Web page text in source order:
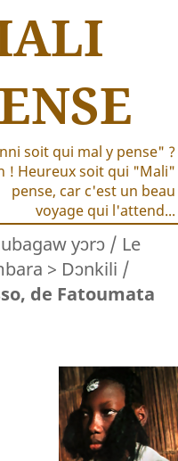
soit qui mal y pense" ?
! Heureux soit qui "Mali"
pense, car c'est un beau
voyage qui l'attend...
yɔrɔ / Le
> Dɔnkili /
de Fatoumata